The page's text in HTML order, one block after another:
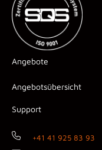
Angebote
Angebotsübersicht
Support
+41 41 925 83 93